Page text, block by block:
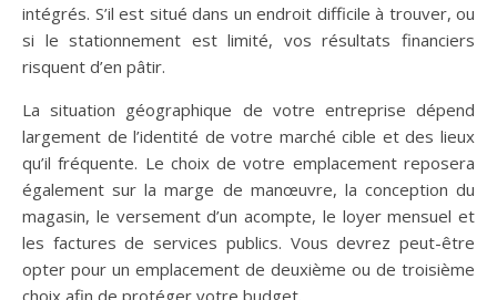
intégrés. S’il est situé dans un endroit difficile à trouver, ou
si le stationnement est limité, vos résultats financiers
risquent d’en pâtir.
La situation géographique de votre entreprise dépend
largement de l’identité de votre marché cible et des lieux
qu’il fréquente. Le choix de votre emplacement reposera
également sur la marge de manœuvre, la conception du
magasin, le versement d’un acompte, le loyer mensuel et
les factures de services publics. Vous devrez peut-être
opter pour un emplacement de deuxième ou de troisième
choix afin de protéger votre budget.